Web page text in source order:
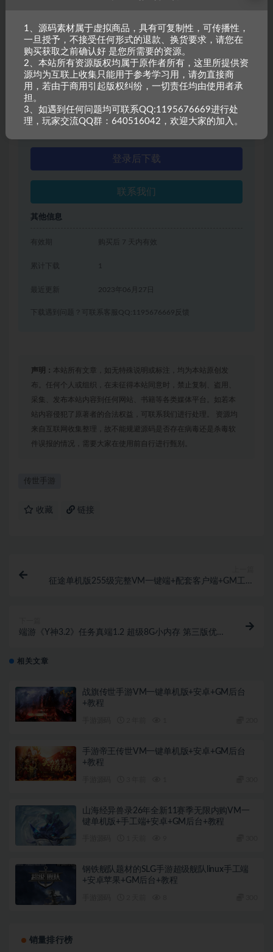
资源信息
普通用户特权： 150金币
永久会员用户特权： 免费 推荐
登录后下载
联系我们
其他信息
有效期 购买后 7 天内有效
累计下载 1
2023年06月27日
下载遇到问题？可联系客服QQ:1195676669反馈
声明： 本站所有文章，如无特殊说明或标注，均为本站原创发
布。任何个人或组织，在未征得本站同意时，禁止复制、盗用、
采集、发布本站内容到任何网站、书籍等各类媒体平台。如若本
站内容侵犯了原著者的合法权益，可联系我们进行处理。 资源均
来自互联网收集整理，故不能规避源码是否存在病毒还是杀毒软
件误报的情况，需要大家在使用前自行进行甄别。
传世手游
收藏 链接
征途单机版255级完整VM一键端+配套客户端+GM工具
端游《Y神3.2》任务真端1.2 超级8G小内存 第三版优化
相关文章
战旗传世手游VM一键单机版+安卓+GM后台
+教程
手游帝王传世VM一键单机版+安卓+GM后台
+教程
山海经异兽录26年全新11赛季无限内购VM一
键单机版+手工端+安卓+GM后台+教程
钢铁舰队题材的SLG手游超级舰队linux手工端
+安卓苹果+GM后台+教程
销量排行榜
1、源码素材属于虚拟商品，具有可复制性，可传播性，
一旦授予，不接受任何形式的退款、换货要求，请您在
购买获取之前确认好 是您所需要的资源。
2、本站所有资源版权均属于原作者所有，这里所提供资
源均为互联上收集只能用于参考学习用，请勿直接商
用，若由于商用引起版权纠纷，一切责任均由使用者承
担。
3、如遇到任何问题均可联系QQ:1195676669进行处
理，玩家交流QQ群：640516042，欢迎大家的加入。